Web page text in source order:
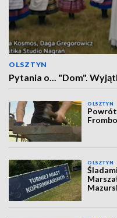
OLSZTYN
Pytania o... "Dom".
OLSZTYN
OLSZTYN